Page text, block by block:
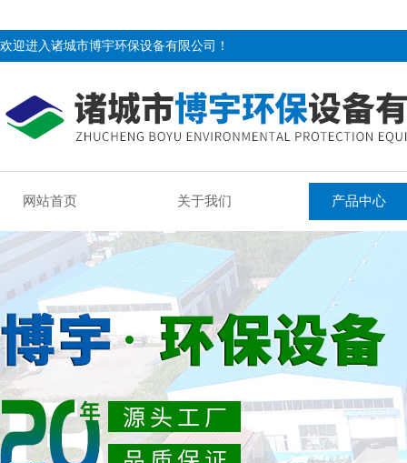
欢迎进入诸城市博宇环保设备有限公司！
网站首页 关于我们 产品中心